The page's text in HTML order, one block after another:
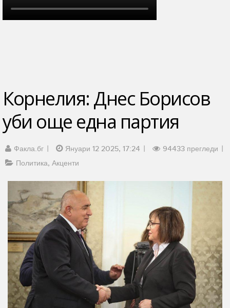
Корнелия: Днес Борисов
уби още една партия
Факла.бг Януари 12 2025, 17:24
94433 прегледи
Политика Акценти